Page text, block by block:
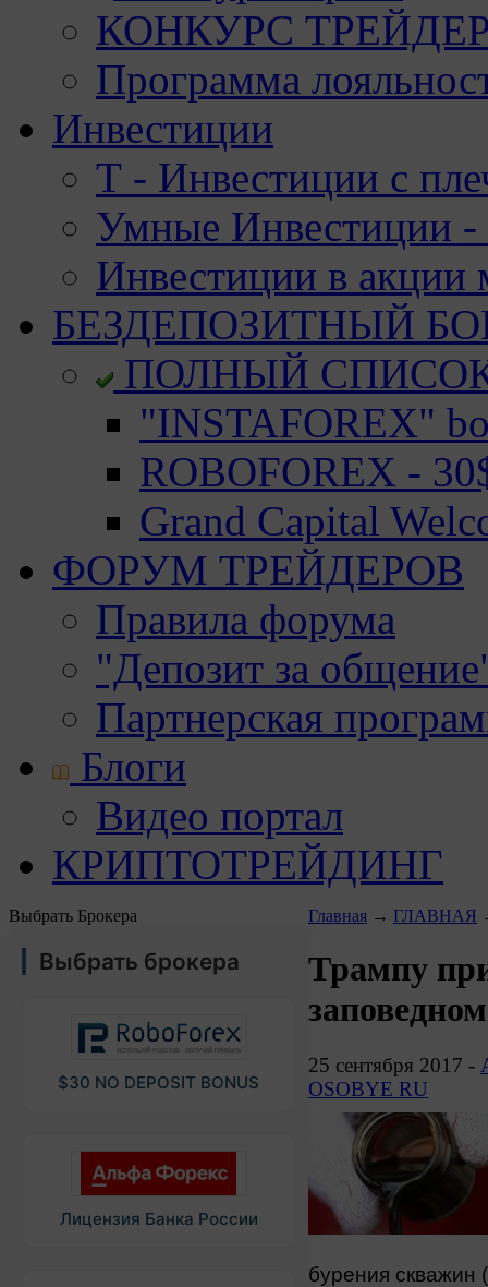
КОНКУРС
Программа
Инвестиции
Т - Инвестиции с
Умные Инвестиции -
Инвестиции в акции
БЕЗДЕПОЗИТНЫЙ
ПОЛНЫЙ
"INSTAFOREX"
ROBOFOREX -
Grand Capital
ФОРУМ ТРЕЙДЕРОВ
Правила форума
"Депозит за
Партнерская
Блоги
Видео портал
КРИПТОТРЕЙДИНГ
Выбрать Брокера
Выбрать брокера
$30 NO DEPOSIT BONUS
Лицензия Банка России
Главная → ГЛАВНАЯ
Трампу
25 сентября 2017 -
OSOBYE RU
бурения скважин